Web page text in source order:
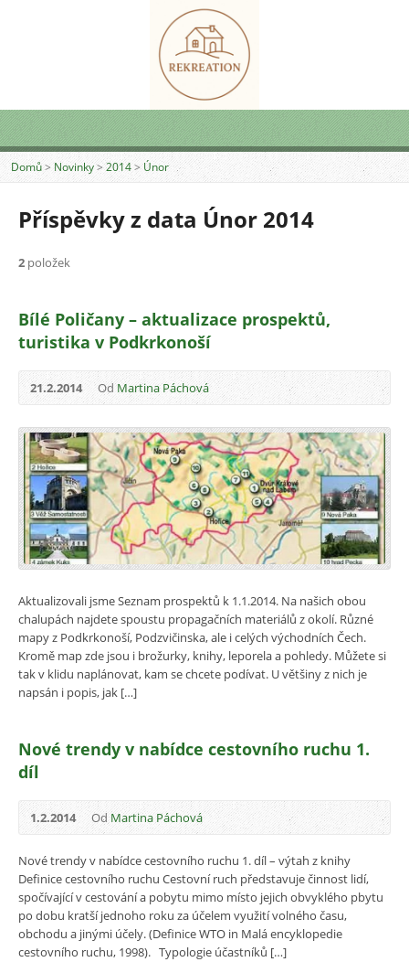
Domů > Novinky>2014 >Únor
Příspěvky z data Únor 2014
2 položek
Bílé Poličany – aktualizace prospektů,
turistika v Podkrkonoší
21.2.2014 OdMartina Páchová
Aktualizovali jsme Seznam prospektů k 1.1.2014. Na našich obou
chalupách najdete spoustu propagačních materiálů z okolí. Různé
mapy z Podkrkonoší, Podzvičinska, ale i celých východních Čech.
Kromě map zde jsou i brožurky, knihy, leporela a pohledy. Můžete si
tak v klidu naplánovat, kam se chcete podívat. U většiny z nich je
napsán i popis, jak […]
Nové trendy v nabídce cestovního ruchu 1.
díl
1.2.2014 OdMartina Páchová
Nové trendy v nabídce cestovního ruchu 1. díl – výtah z knihy
Definice cestovního ruchu Cestovní ruch představuje činnost lidí,
spočívající v cestování a pobytu mimo místo jejich obvyklého pbytu
po dobu kratší jednoho roku za účelem využití volného času,
obchodu a jinými účely. (Definice WTO in Malá encyklopedie
cestovního ruchu, 1998). Typologie účastníků […]